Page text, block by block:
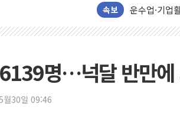
속보
[르포] 폭염
공정위 "국
정부, 한화오
국표원, 해외
소방청, 전
명…넉달 반만에
월30일 09:46